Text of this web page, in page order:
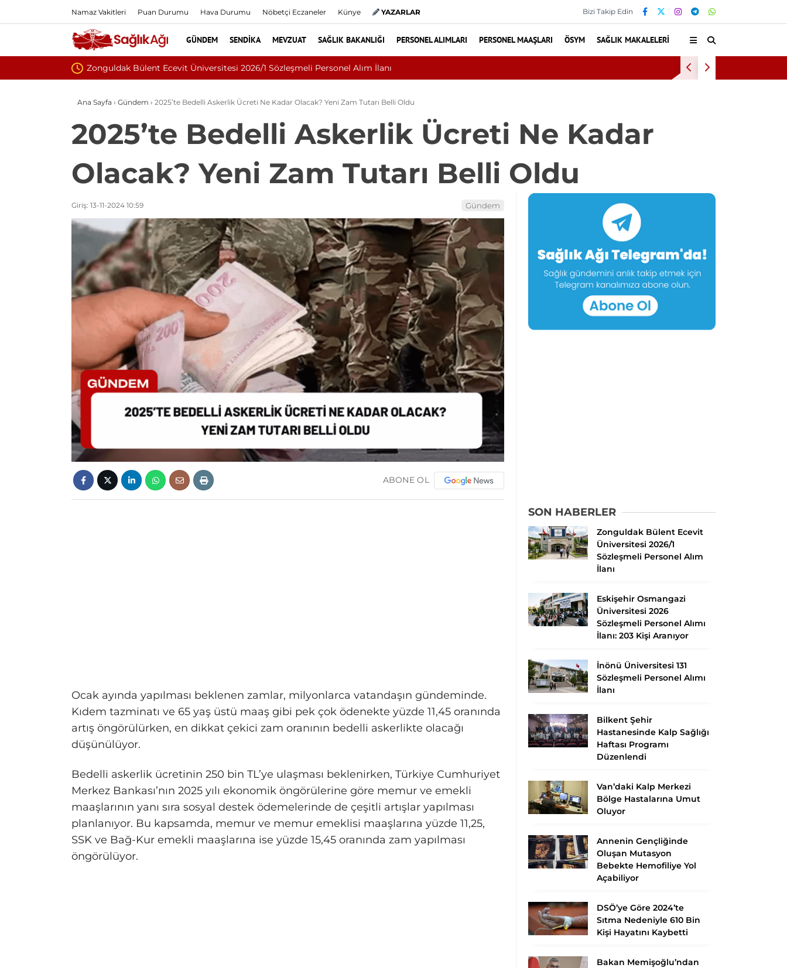
Namaz Vakitleri Puan Durumu Hava Durumu Nöbetçi Eczaneler Künye YAZARLAR Bizi Takip Edin
GÜNDEM SENDIKA MEVZUAT SAĞLIK BAKANLIĞI PERSONEL ALIMLARI PERSONEL MAAŞLARI ÖSYM SAĞLIK MAKALELERI
Personel Alım İlanı Eskişehir Osmangazi Üniversitesi 2026 Sözleşmeli Personel Alımı İlanı: 203 Kişi Aranıyor
Ana Sayfa › Gündem › 2025’te Bedelli Askerlik Ücreti Ne Kadar Olacak? Yeni Zam Tutarı Belli Oldu
2025’te Bedelli Askerlik Ücreti Ne Kadar
Olacak? Yeni Zam Tutarı Belli Oldu
Giriş: 13-11-2024 10:59 Gündem
ABONE OL
Ocak ayında yapılması beklenen zamlar, milyonlarca vatandaşın gündeminde.
Kıdem tazminatı ve 65 yaş üstü maaş gibi pek çok ödenekte yüzde 11,45 oranında
artış öngörülürken, en dikkat çekici zam oranının bedelli askerlikte olacağı
düşünülüyor.
Bedelli askerlik ücretinin 250 bin TL’ye ulaşması beklenirken, Türkiye Cumhuriyet
Merkez Bankası’nın 2025 yılı ekonomik öngörülerine göre memur ve emekli
maaşlarının yanı sıra sosyal destek ödemelerinde de çeşitli artışlar yapılması
planlanıyor. Bu kapsamda, memur ve memur emeklisi maaşlarına yüzde 11,25,
SSK ve Bağ-Kur emekli maaşlarına ise yüzde 15,45 oranında zam yapılması
öngörülüyor.
SON HABERLER
Zonguldak Bülent Ecevit
Üniversitesi 2026/1
Sözleşmeli Personel Alım
İlanı
Eskişehir Osmangazi
Üniversitesi 2026
Sözleşmeli Personel Alımı
İlanı: 203 Kişi Aranıyor
İnönü Üniversitesi 131
Sözleşmeli Personel Alımı
İlanı
Bilkent Şehir
Hastanesinde Kalp Sağlığı
Haftası Programı
Düzenlendi
Van’daki Kalp Merkezi
Bölge Hastalarına Umut
Oluyor
Annenin Gençliğinde
Oluşan Mutasyon
Bebekte Hemofiliye Yol
Açabiliyor
DSÖ’ye Göre 2024’te
Sıtma Nedeniyle 610 Bin
Kişi Hayatını Kaybetti
Bakan Memişoğlu’ndan